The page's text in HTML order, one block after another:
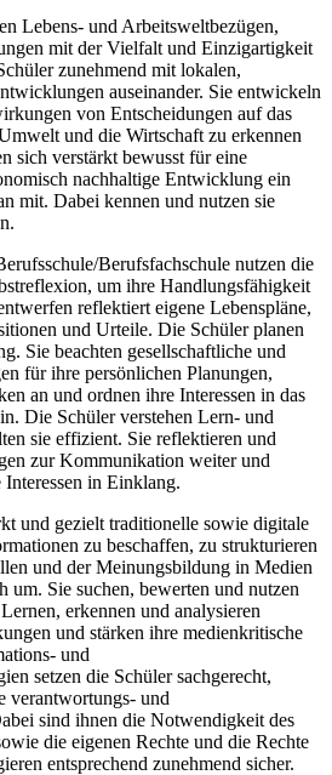
Lebens- und Arbeitsweltbezügen,
mit der Vielfalt und Einzigartigkeit
zunehmend mit lokalen,
auseinander. Sie entwickeln
von Entscheidungen auf das
und die Wirtschaft zu erkennen
sich verstärkt bewusst für eine
nachhaltige Entwicklung ein
mit. Dabei kennen und nutzen sie
Berufsfachschule nutzen die
um ihre Handlungsfähigkeit
reflektiert eigene Lebenspläne,
und Urteile. Die Schüler planen
Sie beachten gesellschaftliche und
für ihre persönlichen Planungen,
an und ordnen ihre Interessen in das
Die Schüler verstehen Lern- und
sie effizient. Sie reflektieren und
zur Kommunikation weiter und
in Einklang.
und gezielt traditionelle sowie digitale
zu beschaffen, zu strukturieren
und der Meinungsbildung in Medien
um. Sie suchen, bewerten und nutzen
erkennen und analysieren
und stärken ihre medienkritische
und
setzen die Schüler sachgerecht,
verantwortungs- und
sind ihnen die Notwendigkeit des
die eigenen Rechte und die Rechte
entsprechend zunehmend sicher.